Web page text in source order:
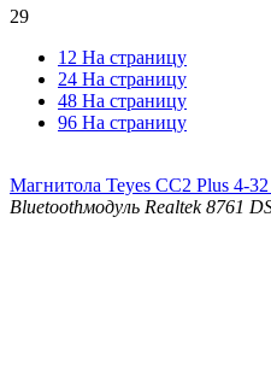
29
12 На страницу
24 На страницу
48 На страницу
96 На страницу
Магнитола Teyes CC2 Plus 4-
Bluetoothмодуль Realtek 8761